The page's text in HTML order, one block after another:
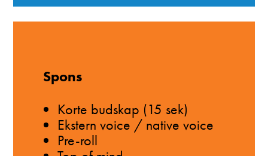
Spons
Korte budskap (15 sek)
Ekstern voice / native voice
Pre-roll